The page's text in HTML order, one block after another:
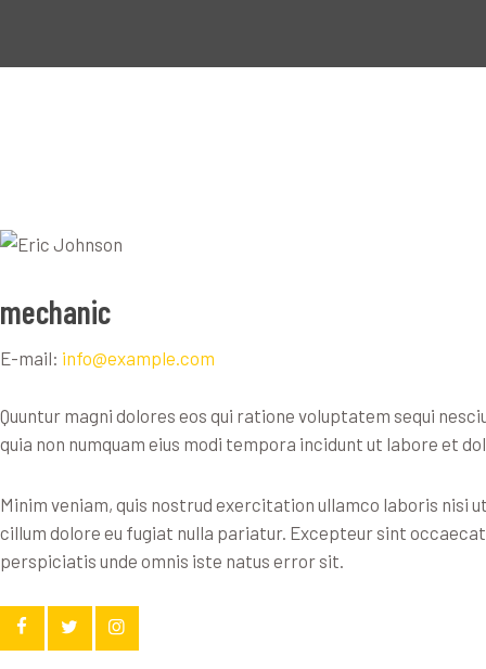
mechanic
E-mail: info@example.com
Quuntur magni dolores eos qui ratione voluptatem sequi
quia non numquam eius modi tempora incidunt ut labore et
Minim veniam, quis nostrud exercitation ullamco laboris nisi
cillum dolore eu fugiat nulla pariatur. Excepteur sint
perspiciatis unde omnis iste natus error sit.